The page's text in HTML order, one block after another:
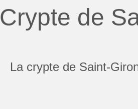
Crypte de
La crypte de Saint-